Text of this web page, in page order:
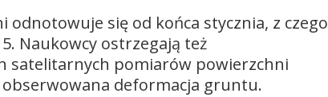
się od końca stycznia, z czego
Naukowcy ostrzegają też
satelitarnych pomiarów powierzchni
deformacja gruntu.